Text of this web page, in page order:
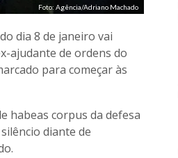
Foto: Agência/Adriano Machado
dia 8 de janeiro vai
ajudante de ordens do
para começar às
habeas corpus da defesa
diante de